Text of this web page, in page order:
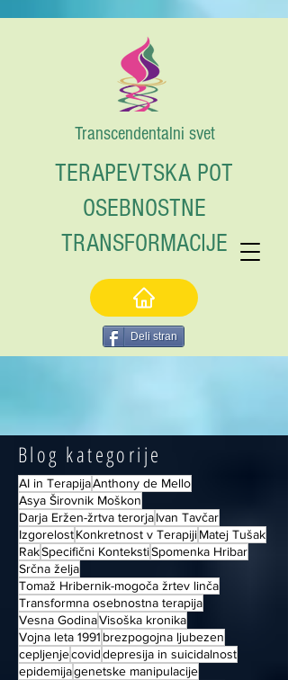
Transcendentalni svet
TERAPEVTSKA POT
OSEBNOSTNE
TRANSFORMACIJE
Deli stran
Blog kategorije
AI in TerapijaAnthony de Mello
Asya Širovnik Moškon
Darja Eržen-žrtva terorjaIvan Tavčar
IzgorelostKonkretnost v TerapijiMatej Tušak
RakSpecifični KontekstiSpomenka Hribar
Srčna želja
Tomaž Hribernik-mogoča žrtev linča
Transformna osebnostna terapija
Vesna GodinaVisoška kronika
Vojna leta 1991 brezpogojna ljubezen
cepljenjecoviddepresija in suicidalnost
epidemijagenetske manipulacije